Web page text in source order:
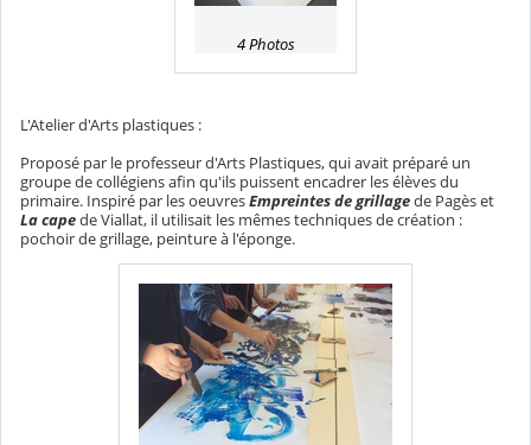
4 Photos
L'Atelier d'Arts plastiques :
Proposé par le professeur d'Arts Plastiques, qui avait préparé un
groupe de collégiens afin qu'ils puissent encadrer les élèves du
primaire. Inspiré par les oeuvresEmpreintes de grillagede Pagès et
La capede Viallat, il utilisait les mêmes techniques de création :
pochoir de grillage, peinture à l'éponge.